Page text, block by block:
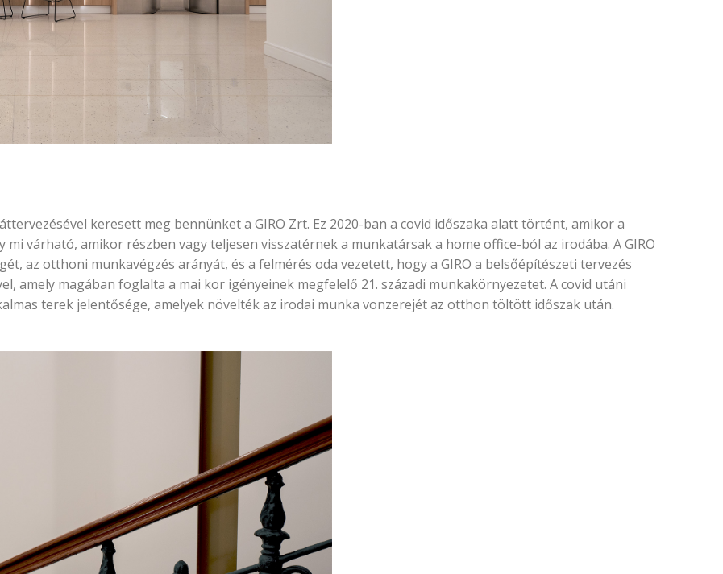
keresett meg bennünket a GIRO Zrt. Ez 2020-ban a covid időszaka alatt történt, amikor a
várható, amikor részben vagy teljesen visszatérnek a munkatársak a home office-ból az irodába. A GIRO
az otthoni munkavégzés arányát, és a felmérés oda vezetett, hogy a GIRO a belsőépítészeti tervezés
amely magában foglalta a mai kor igényeinek megfelelő 21. századi munkakörnyezetet. A covid utáni
terek jelentősége, amelyek növelték az irodai munka vonzerejét az otthon töltött időszak után.